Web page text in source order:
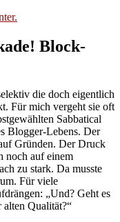
Block-
die doch eigentlich
Für mich vergeht sie oft
Sabbatical
Blogger-Lebens. Der
Gründen. Der Druck
noch auf einem
zu stark. Da musste
Für viele
„Und? Geht es
alten Qualität?“